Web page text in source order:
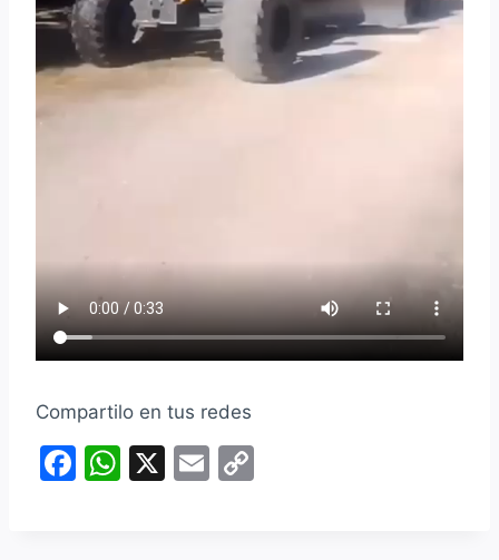
Compartilo en tus redes
F
W X
E